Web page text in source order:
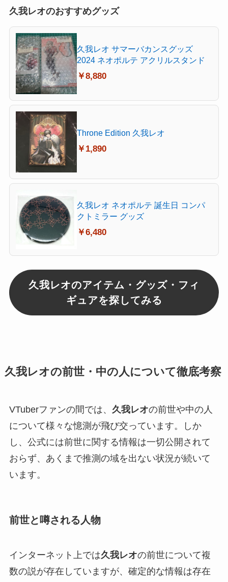
久我レオのおすすめグッズ
久我レオ サマーバカンスグッズ
2024 ネオポルテ アクリルスタンド
￥8,880
Throne Edition 久我レオ
￥1,890
久我レオ ネオポルテ 誕生日 コンパ
クトミラー グッズ
￥6,480
久我レオのアイテム・グッズ・フィ
ギュアを探してみる
久我レオの前世・中の人について徹底考察
VTuberファンの間では、 久我レオの前世や中の人
について様々な憶測が飛び交っています。しか
し、公式には前世に関する情報は一切公開されて
おらず、あくまで推測の域を出ない状況が続いて
います。
前世と噂される人物
インターネット上では久我レオの前世について複
数の説が存在していますが、確定的な情報は存在